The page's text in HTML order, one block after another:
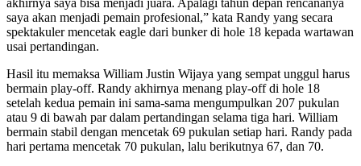
akhirnya saya bisa menjadi juara. Apalagi tahun depan rencananya
saya akan menjadi pemain profesional,” kata Randy yang secara
spektakuler mencetak eagle dari bunker di hole 18 kepada wartawan
usai pertandingan.
Hasil itu memaksa William Justin Wijaya yang sempat unggul harus
bermain play-off. Randy akhirnya menang play-off di hole 18
setelah kedua pemain ini sama-sama mengumpulkan 207 pukulan
atau 9 di bawah par dalam pertandingan selama tiga hari. William
bermain stabil dengan mencetak 69 pukulan setiap hari. Randy pada
hari pertama mencetak 70 pukulan, lalu berikutnya 67, dan 70.